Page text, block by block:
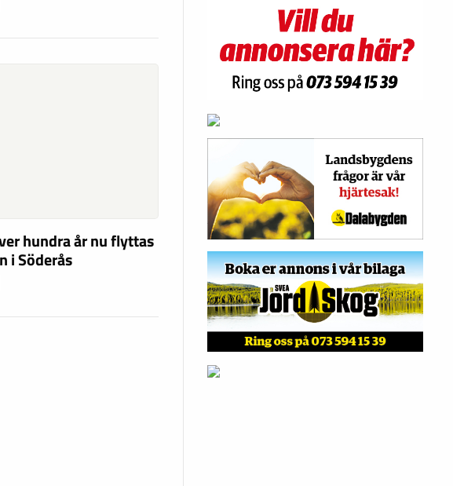
hundra år nu flyttas
i Söderås